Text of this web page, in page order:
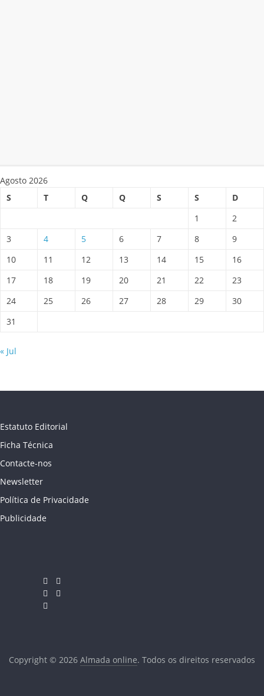
Agosto 2026
S
T Q Q S S
D
1
2
3
4 5 6 7 8
9
10
11 12 13 14 15
16
17
18 19 20 21 22
23
24
25 26 27 28 29
30
31
« Jul
Estatuto Editorial
Ficha Técnica
Contacte-nos
Newsletter
Política de Privacidade
Publicidade
Copyright © 2026 Almada online. Todos os direitos reservados